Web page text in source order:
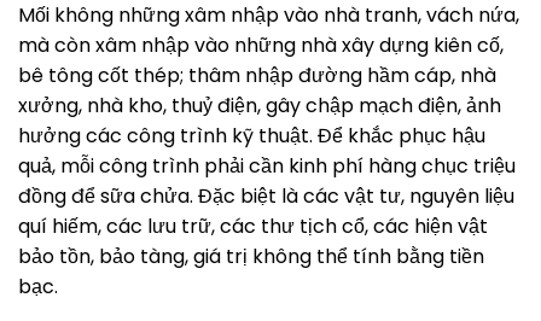
Mối không những xâm nhập vào nhà tranh, vách nứa,
mà còn xâm nhập vào những nhà xây dựng kiên cố,
bê tông cốt thép; thâm nhập đường hầm cáp, nhà
xưởng, nhà kho, thuỷ điện, gây chập mạch điện, ảnh
hưởng các công trình kỹ thuật. Để khắc phục hậu
quả, mỗi công trình phải cần kinh phí hàng chục triệu
đồng để sữa chửa. Đặc biệt là các vật tư, nguyên liệu
quí hiếm, các lưu trữ, các thư tịch cổ, các hiện vật
bảo tồn, bảo tàng, giá trị không thể tính bằng tiền
bạc.